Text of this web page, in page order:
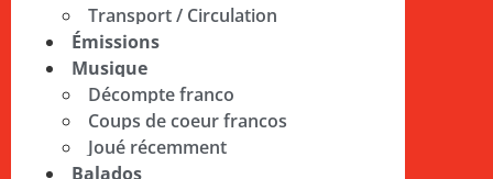
Transport / Circulation
Émissions
Musique
Décompte franco
Coups de coeur francos
Joué récemment
Balados